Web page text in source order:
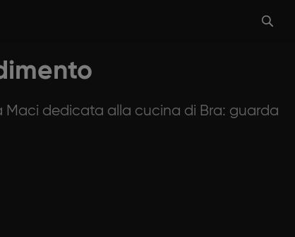
dedicata alla cucina di Bra: guarda